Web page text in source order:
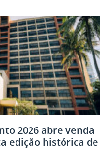
2026 abre venda
edição histórica de